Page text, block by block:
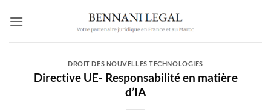
DROIT DES NOUVELLES TECHNOLOGIES
Directive UE- Responsabilité en matière
d’IA